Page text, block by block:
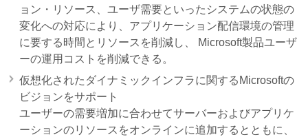
ョン・リソース、ユーザ需要といったシステムの状態の
変化への対応により、アプリケーション配信環境の管理
に要する時間とリソースを削減し、 Microsoft製品ユーザ
ーの運用コストを削減できる。
仮想化されたダイナミックインフラに関するMicrosoftの
ビジョンをサポート
ユーザーの需要増加に合わせてサーバーおよびアプリケ
ーションのリソースをオンラインに追加するとともに、